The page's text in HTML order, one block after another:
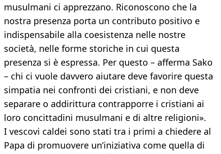
musulmani ci apprezzano. Riconoscono che la
nostra presenza porta un contributo positivo e
indispensabile alla coesistenza nelle nostre
società, nelle forme storiche in cui questa
presenza si è espressa. Per questo – afferma Sako
– chi ci vuole davvero aiutare deve favorire questa
simpatia nei confronti dei cristiani, e non deve
separare o addirittura contrapporre i cristiani ai
loro concittadini musulmani e di altre religioni».
I vescovi caldei sono stati tra i primi a chiedere al
Papa di promuovere un’iniziativa come quella di